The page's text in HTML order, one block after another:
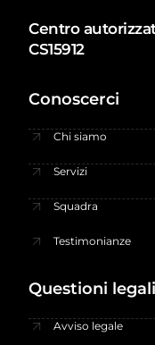
Centro
CS15912
Conoscerci
Chi siamo
Servizi
Squadra
Testimonianze
Questioni legali
Avviso legale